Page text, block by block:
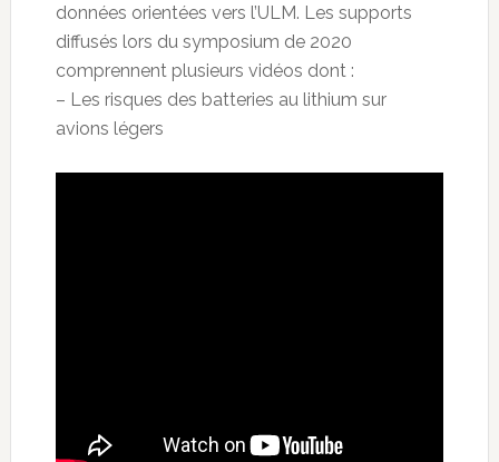
données orientées vers l’ULM. Les supports
diffusés lors du symposium de 2020
comprennent plusieurs vidéos dont :
– Les risques des batteries au lithium sur
avions légers